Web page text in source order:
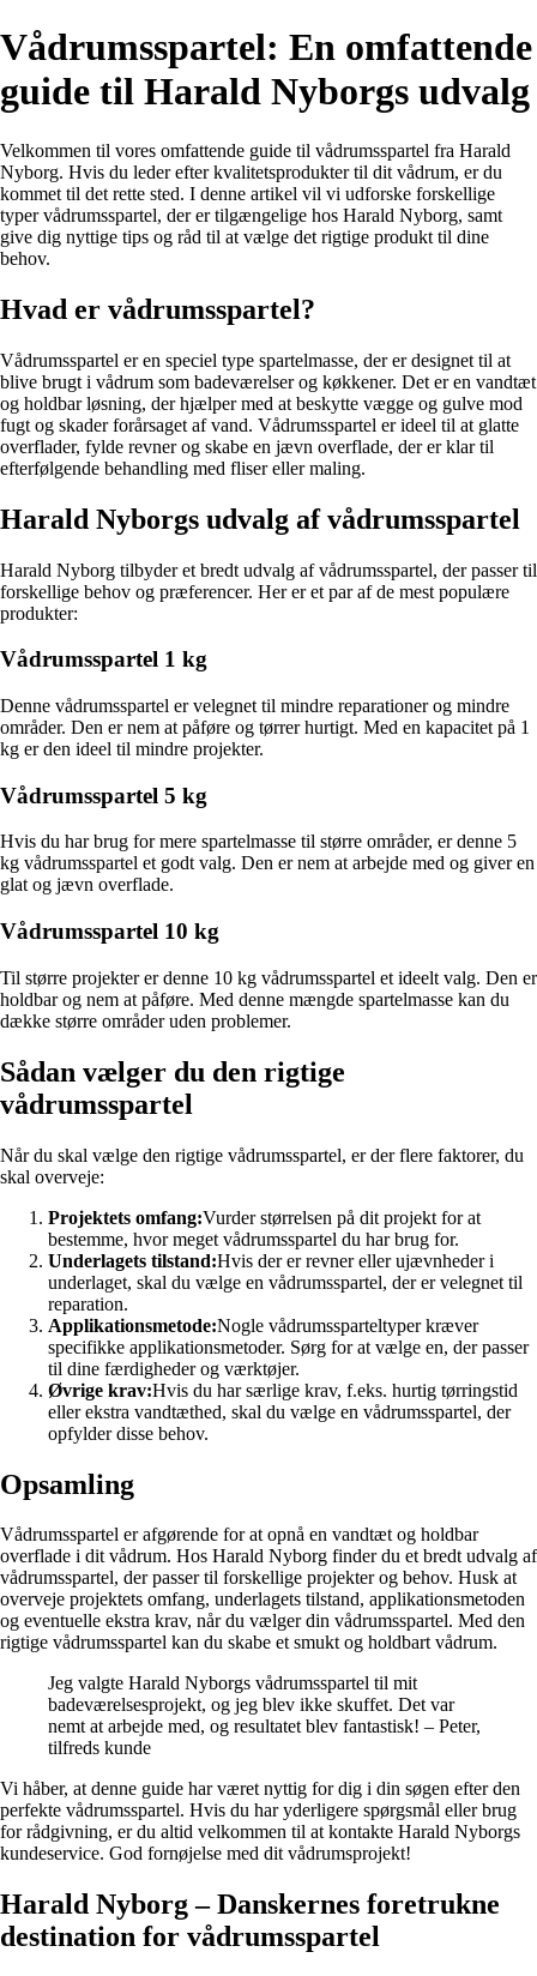
Vådrumsspartel: En omfattende
guide til Harald Nyborgs udvalg
Velkommen til vores omfattende guide til vådrumsspartel fra Harald
Nyborg. Hvis du leder efter kvalitetsprodukter til dit vådrum, er du
kommet til det rette sted. I denne artikel vil vi udforske forskellige
typer vådrumsspartel, der er tilgængelige hos Harald Nyborg, samt
give dig nyttige tips og råd til at vælge det rigtige produkt til dine
behov.
Hvad er vådrumsspartel?
Vådrumsspartel er en speciel type spartelmasse, der er designet til at
blive brugt i vådrum som badeværelser og køkkener. Det er en vandtæt
og holdbar løsning, der hjælper med at beskytte vægge og gulve mod
fugt og skader forårsaget af vand. Vådrumsspartel er ideel til at glatte
overflader, fylde revner og skabe en jævn overflade, der er klar til
efterfølgende behandling med fliser eller maling.
Harald Nyborgs udvalg af vådrumsspartel
Harald Nyborg tilbyder et bredt udvalg af vådrumsspartel, der passer til
forskellige behov og præferencer. Her er et par af de mest populære
produkter:
Vådrumsspartel 1 kg
Denne vådrumsspartel er velegnet til mindre reparationer og mindre
områder. Den er nem at påføre og tørrer hurtigt. Med en kapacitet på 1
kg er den ideel til mindre projekter.
Vådrumsspartel 5 kg
Hvis du har brug for mere spartelmasse til større områder, er denne 5
kg vådrumsspartel et godt valg. Den er nem at arbejde med og giver en
glat og jævn overflade.
Vådrumsspartel 10 kg
Til større projekter er denne 10 kg vådrumsspartel et ideelt valg. Den er
holdbar og nem at påføre. Med denne mængde spartelmasse kan du
dække større områder uden problemer.
Sådan vælger du den rigtige
vådrumsspartel
Når du skal vælge den rigtige vådrumsspartel, er der flere faktorer, du
skal overveje:
Projektets omfang:Vurder størrelsen på dit projekt for at
bestemme, hvor meget vådrumsspartel du har brug for.
Underlagets tilstand:Hvis der er revner eller ujævnheder i
underlaget, skal du vælge en vådrumsspartel, der er velegnet til
reparation.
Applikationsmetode:Nogle vådrumssparteltyper kræver
specifikke applikationsmetoder. Sørg for at vælge en, der passer
til dine færdigheder og værktøjer.
Øvrige krav:Hvis du har særlige krav, f.eks. hurtig tørringstid
eller ekstra vandtæthed, skal du vælge en vådrumsspartel, der
opfylder disse behov.
Opsamling
Vådrumsspartel er afgørende for at opnå en vandtæt og holdbar
overflade i dit vådrum. Hos Harald Nyborg finder du et bredt udvalg af
vådrumsspartel, der passer til forskellige projekter og behov. Husk at
overveje projektets omfang, underlagets tilstand, applikationsmetoden
og eventuelle ekstra krav, når du vælger din vådrumsspartel. Med den
rigtige vådrumsspartel kan du skabe et smukt og holdbart vådrum.
Jeg valgte Harald Nyborgs vådrumsspartel til mit
badeværelsesprojekt, og jeg blev ikke skuffet. Det var
nemt at arbejde med, og resultatet blev fantastisk! – Peter,
tilfreds kunde
Vi håber, at denne guide har været nyttig for dig i din søgen efter den
perfekte vådrumsspartel. Hvis du har yderligere spørgsmål eller brug
for rådgivning, er du altid velkommen til at kontakte Harald Nyborgs
kundeservice. God fornøjelse med dit vådrumsprojekt!
Harald Nyborg – Danskernes foretrukne
destination for vådrumsspartel